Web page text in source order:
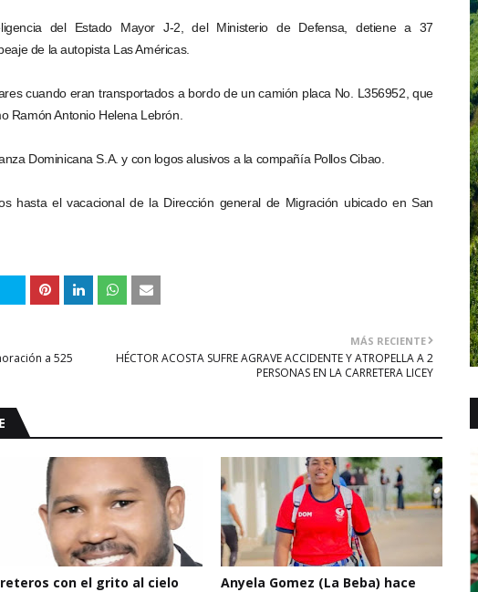
del Estado Mayor J-2, del Ministerio de Defensa, detiene a 37
de la autopista Las Américas.
cuando eran transportados a bordo de un camión placa No. L356952, que
Ramón Antonio Helena Lebrón.
Dominicana S.A. y con logos alusivos a la compañía Pollos Cibao.
hasta el vacacional de la Dirección general de Migración ubicado en San
MÁS RECIENTE
HÉCTOR ACOSTA SUFRE AGRAVE ACCIDENTE Y ATROPELLA A 2
PERSONAS EN LA CARRETERA LICEY
a 525
con el grito al cielo
Anyela Gomez (La Beba) hace